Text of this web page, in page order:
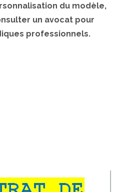
du modèle,
un avocat pour
professionnels.